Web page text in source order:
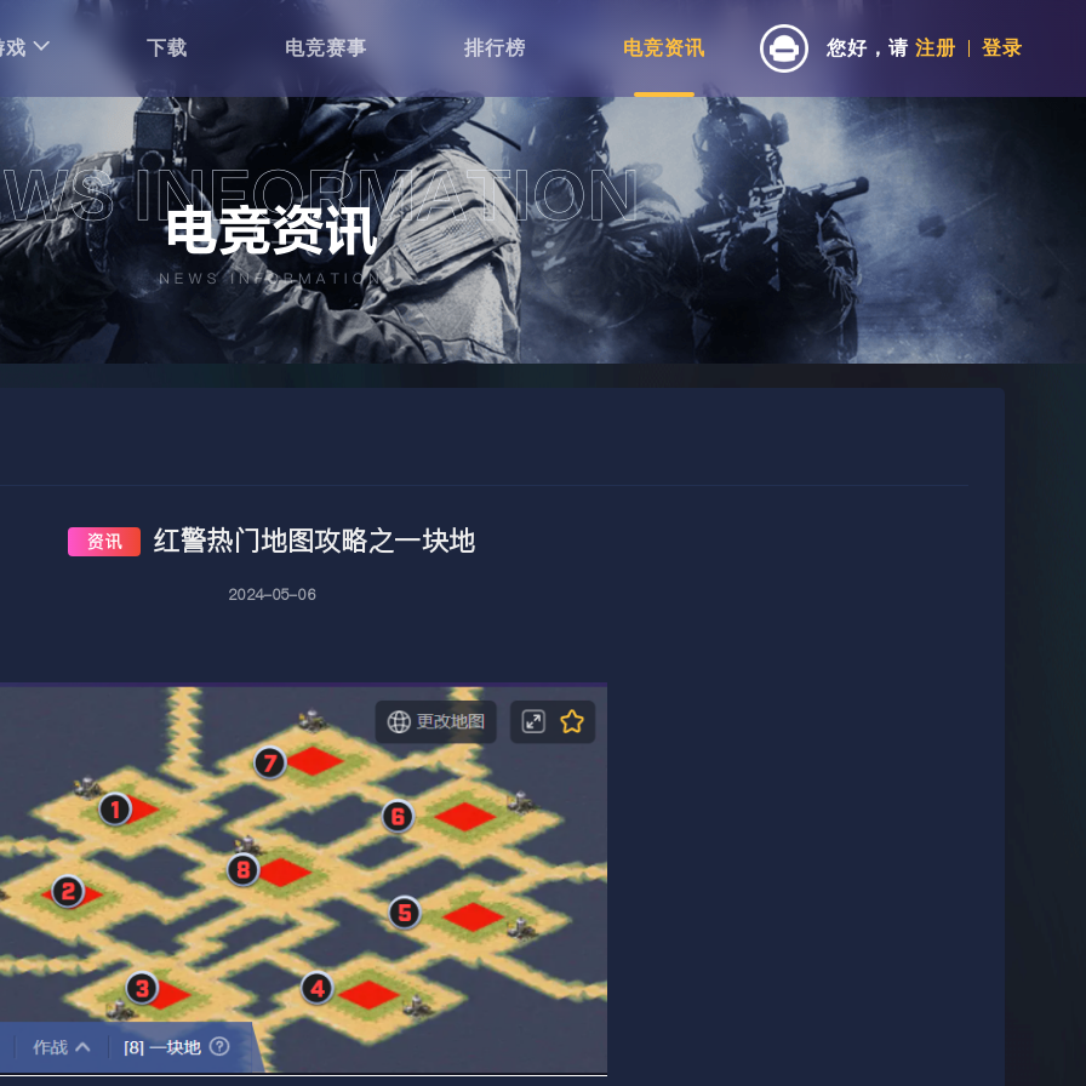
戏 下载 电竞赛事 排行榜 电竞资讯 您好，请 注册 登录
资讯 红警热门地图攻略之一块地
2024-05-06